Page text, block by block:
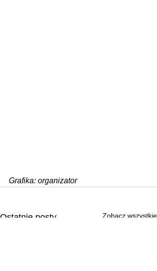
Grafika: organizator
Ostatnie posty Zobacz wszystkie